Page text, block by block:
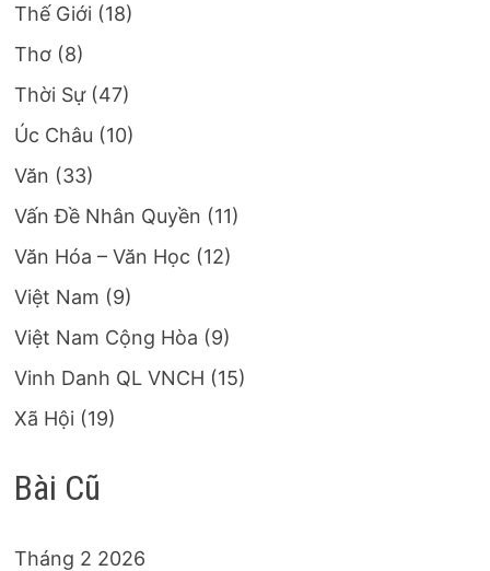
Thế Giới (18)
Thơ (8)
Thời Sự(47)
Úc Châu (10)
Văn (33)
Vấn Đề Nhân Quyền (11)
Văn Hóa – Văn Học (12)
Việt Nam (9)
Việt Nam Cộng Hòa (9)
Vinh Danh QL VNCH (15)
Xã Hội (19)
Bài Cũ
Tháng 2 2026